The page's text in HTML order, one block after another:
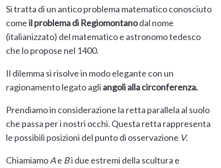
Si tratta di un antico problema matematico conosciuto
comeil problema di Regiomontanodal nome
(italianizzato) del matematico e astronomo tedesco
che lo propose nel 1400.
Il dilemma si risolve in modo elegante con un
ragionamento legato agli angoli alla circonferenza.
Prendiamo in considerazione la retta parallela al suolo
che passa per i nostri occhi. Questa retta rappresenta
le possibili posizioni del punto di osservazione V.
ChiamiamoAe Bi due estremi della scultura e